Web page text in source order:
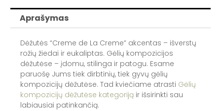
Aprašymas
Dėžutės “Creme de La Creme” akcentas – išverstų
rožių žiedai ir eukaliptas. Gėlių kompozicijos
dėžutėse – įdomu, stilinga ir patogu. Esame
paruošę Jums tiek dirbtinių, tiek gyvų gėlių
kompozicijų dėžutėse. Tad kviečiame atrasti Gėlių
kompozicijų dėžutėse kategorijąir išsirinkti sau
labiausiai patinkančią.